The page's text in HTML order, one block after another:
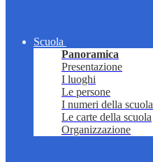
Scuola
Panoramica
Presentazione
I luoghi
Le persone
I numeri della scuola
Le carte della scuola
Organizzazione